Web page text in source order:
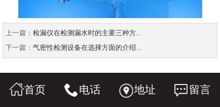
上一篇： 检漏仪在检测漏水时的主要三种方...
下一篇： 气密性检测设备在选择方面的介绍...
首页 电话 地址 留言